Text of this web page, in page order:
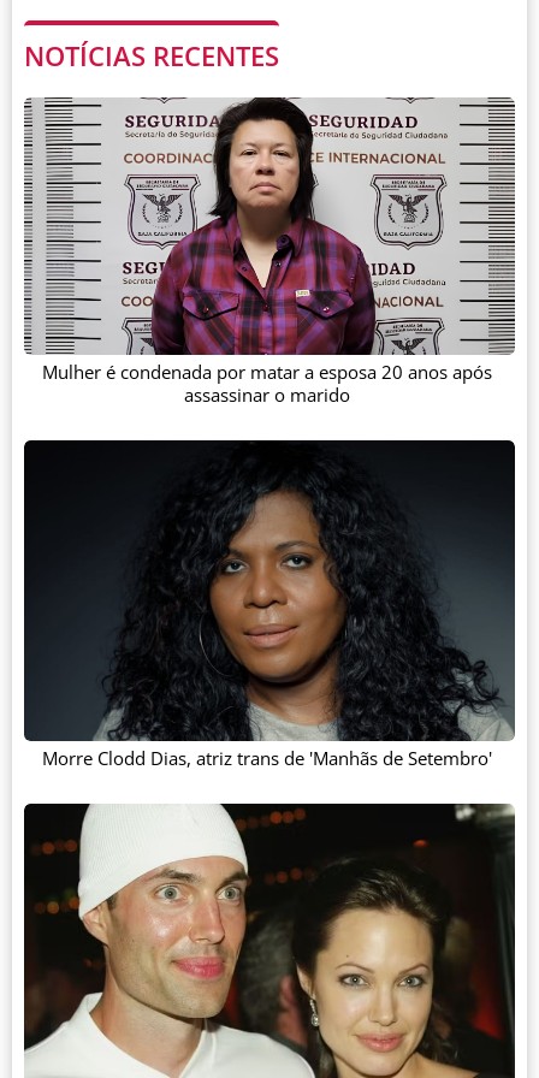
NOTÍCIAS RECENTES
Mulher é condenada por matar a esposa 20 anos após
assassinar o marido
Morre Clodd Dias, atriz trans de 'Manhãs de Setembro'